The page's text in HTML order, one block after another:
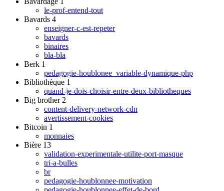
le-prof-entend-tout
Bavards 4
enseigner-c-est-repeter
bavards
binaires
bla-bla
Berk 1
pedagogie-houblonee_variable-dynamique-php
Bibliothèque 1
quand-je-dois-choisir-entre-deux-bibliotheques
Big brother 2
content-delivery-network-cdn
avertissement-cookies
Bitcoin 1
monnaies
Bière 13
validation-experimentale-utilite-port-masque
tri-a-bulles
br
pedagogie-houblonnee-motivation